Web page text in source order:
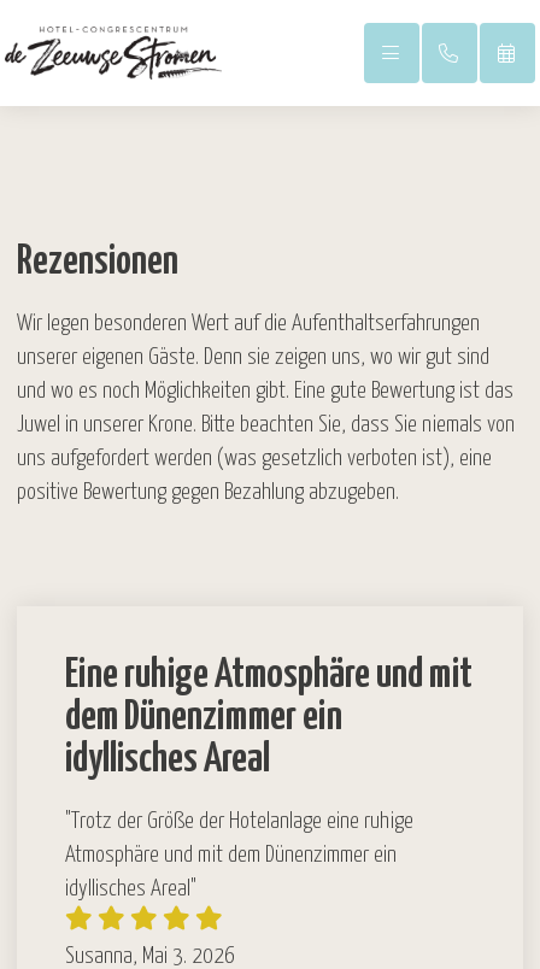
Hauptgebäude
Rezensionen
Wir legen besonderen Wert auf die Aufenthaltserfahrungen
unserer eigenen Gäste. Denn sie zeigen uns, wo wir gut sind
und wo es noch Möglichkeiten gibt. Eine gute Bewertung ist das
Juwel in unserer Krone. Bitte beachten Sie, dass Sie niemals von
uns aufgefordert werden (was gesetzlich verboten ist), eine
positive Bewertung gegen Bezahlung abzugeben.
Eine ruhige Atmosphäre und mit
dem Dünenzimmer ein
idyllisches Areal
"Trotz der Größe der Hotelanlage eine ruhige
Atmosphäre und mit dem Dünenzimmer ein
idyllisches Areal"
Susanna, Mai 3. 2026